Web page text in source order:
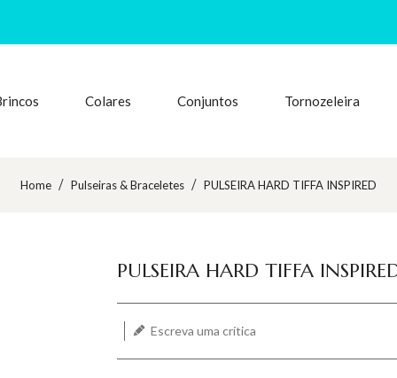
Colares Conjuntos Tornozeleira
Home Pulseiras & Braceletes PULSEIRA HARD TIFFA INSPIRED
PULSEIRA HARD TIFFA
Escreva uma crítica
Translation missing: pt-